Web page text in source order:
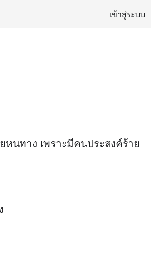
เข้าสู่ระบบ
หนทาง เพราะมีคนประสงค์ร้าย